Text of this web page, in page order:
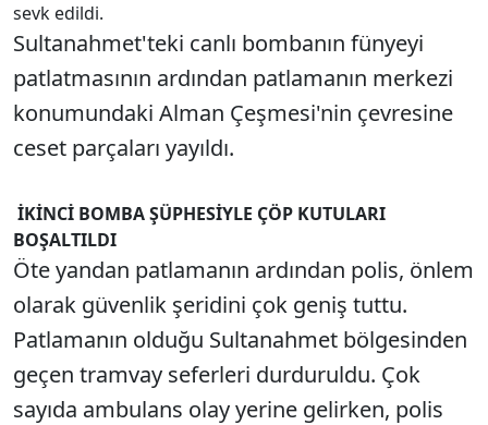
sevk edildi.
Sultanahmet'teki canlı bombanın fünyeyi
patlatmasının ardından patlamanın merkezi
konumundaki Alman Çeşmesi'nin çevresine
ceset parçaları yayıldı.
İKİNCİ BOMBA ŞÜPHESİYLE ÇÖP KUTULARI
BOŞALTILDI
Öte yandan patlamanın ardından polis, önlem
olarak güvenlik şeridini çok geniş tuttu.
Patlamanın olduğu Sultanahmet bölgesinden
geçen tramvay seferleri durduruldu. Çok
sayıda ambulans olay yerine gelirken, polis